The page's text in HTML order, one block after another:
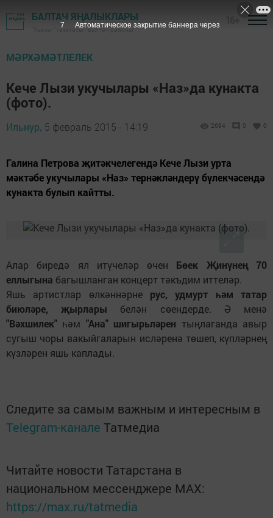
БАЛТАЧ ЯҢАЛЫКЛАРЫ
"Хезмәт" газетасы - Балтач районы
МӘРХӘМӘТЛЕЛЕК
Кече Лызи укучылары «Наз»да кунакта
(фото).
Ильнур, 5 февраль 2015 - 14:19 2694 0 0
Галина Петрова җитәкчелегендә Кече Лызи урта
мәктәбе укучылары «Наз» тернәкләндерү бүлекчәсендә
кунакта булып кайтты.
Алар биредә ял итүчеләр өчен Бөек Җинүнең 70
еллыгына багышланган концерт тәкъдим иттеләр.
Яшь артистлар өлкәннәрне рус, удмурт һәм татар
биюләре, җырлары белән сөендерде. Ә менә
"Вәхшилек" һәм "Ана" шигырьләрен тыңлаганда авыр
сугыш чоры вакыйгаларын исләренә төшеп, күпләрнең
күзләрен яшь каплады.
Следите за самым важным и интересным в
Telegram-канале Татмедиа
Читайте новости Татарстана в
национальном мессенджере MАХ:
https://max.ru/tatmedia
6 Автоматическое закрытие баннера через